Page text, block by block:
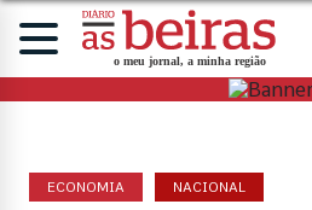
ECONOMIA NACIONAL